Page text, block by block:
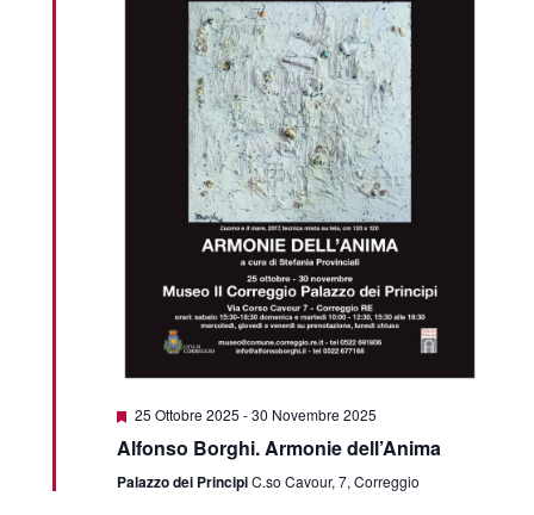
Featured
25 Ottobre 2025 -30 Novembre 2025
Alfonso Borghi. Armonie dell’Anima
Palazzo dei PrincipiC.so Cavour, 7, Correggio